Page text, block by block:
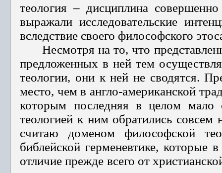
теология – дисциплина совершенно
выражали исследовательские
вследствие своего философского
Несмотря на то, что
предложенных в ней тем
теологии, они к ней не сводятся.
место, чем в англо-американской
которым последняя в целом
теологией к ним обратились
считаю до­меном философской
библейской герменевтике, которые
отличие прежде всего от